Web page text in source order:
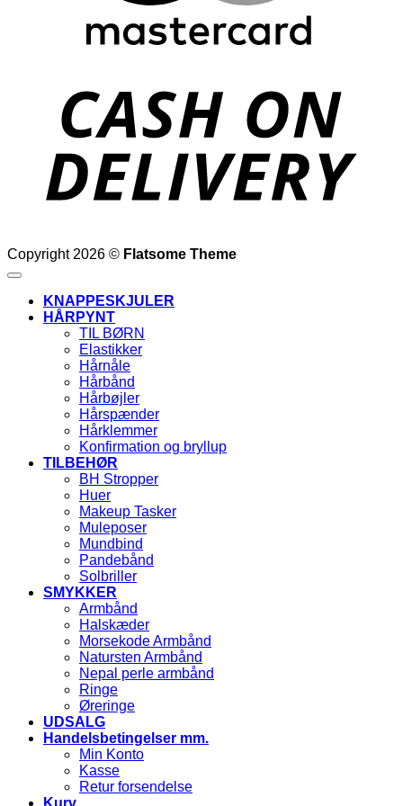
Copyright 2026 © Flatsome Theme
KNAPPESKJULER
HÅRPYNT
TIL BØRN
Elastikker
Hårnåle
Hårbånd
Hårbøjler
Hårspænder
Hårklemmer
Konfirmation og bryllup
TILBEHØR
BH Stropper
Huer
Makeup Tasker
Muleposer
Mundbind
Pandebånd
Solbriller
SMYKKER
Armbånd
Halskæder
Morsekode Armbånd
Natursten Armbånd
Nepal perle armbånd
Ringe
Øreringe
UDSALG
Handelsbetingelser mm.
Min Konto
Kasse
Retur forsendelse